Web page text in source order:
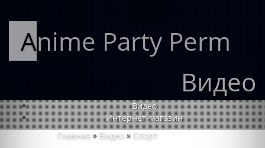
Anime Party Perm
Видео
Видео
Интернет-магазин
Главная » Видео » Спорт